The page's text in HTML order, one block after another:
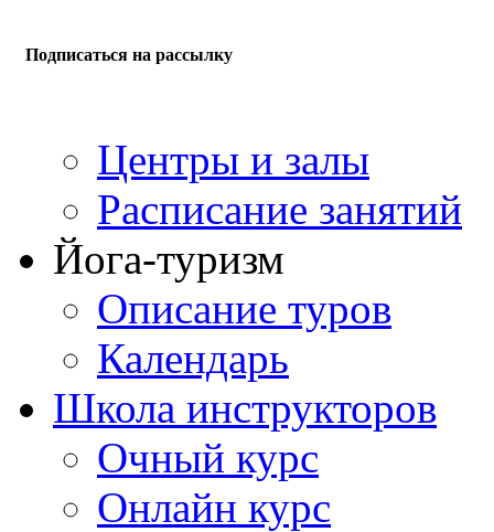
Подписаться на рассылку
Центры и залы
Расписание занятий
Йога-туризм
Описание туров
Календарь
Школа инструкторов
Очный курс
Онлайн курс